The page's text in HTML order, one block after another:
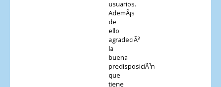
usuarios.
AdemÃ¡s
de
ello
agradeciÃ³
la
buena
predisposiciÃ³n
que
tiene